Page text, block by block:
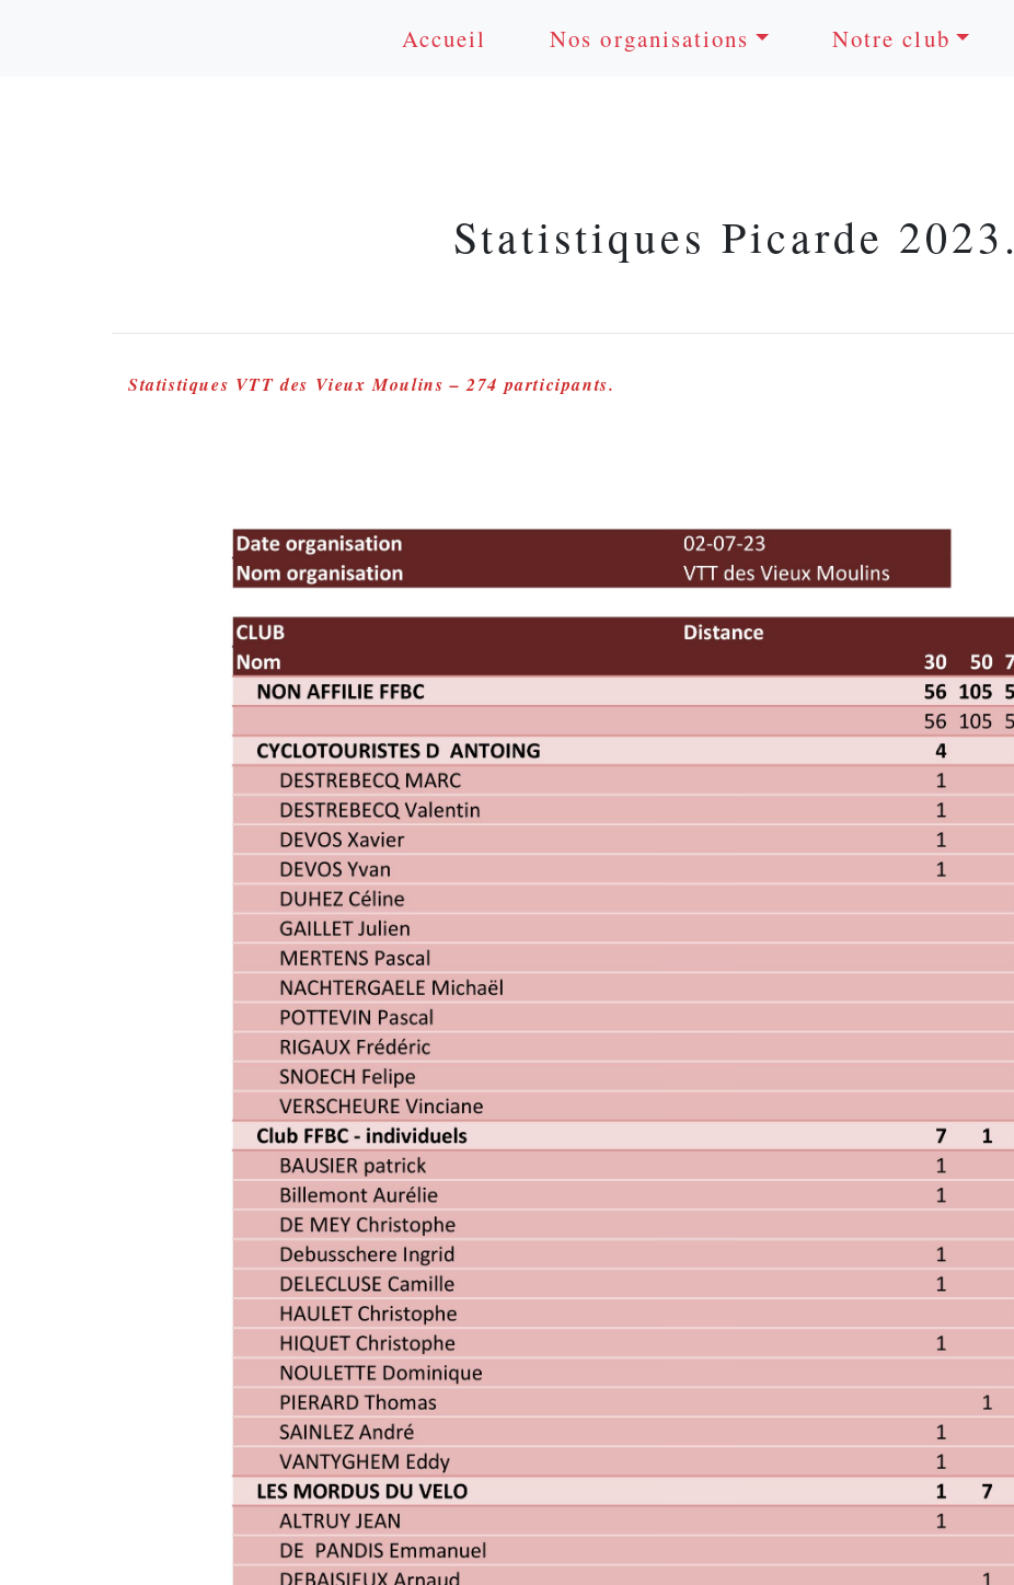
Accueil Nos organisations Notre club
Statistiques Picarde 2023.
Statistiques VTT des Vieux Moulins – 274 participants.